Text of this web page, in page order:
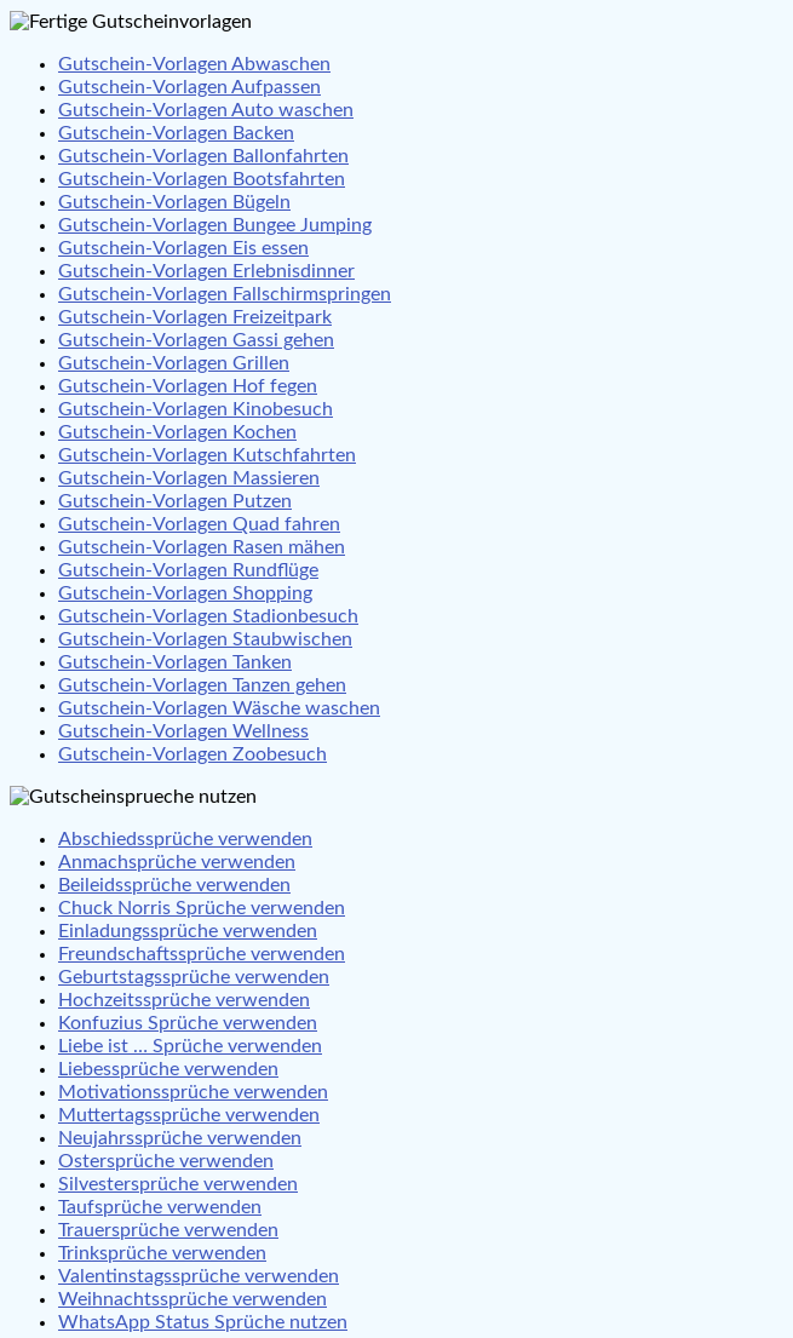
Gutschein-Vorlagen Abwaschen
Gutschein-Vorlagen Aufpassen
Gutschein-Vorlagen Auto waschen
Gutschein-Vorlagen Backen
Gutschein-Vorlagen Ballonfahrten
Gutschein-Vorlagen Bootsfahrten
Gutschein-Vorlagen Bügeln
Gutschein-Vorlagen Bungee Jumping
Gutschein-Vorlagen Eis essen
Gutschein-Vorlagen Erlebnisdinner
Gutschein-Vorlagen Fallschirmspringen
Gutschein-Vorlagen Freizeitpark
Gutschein-Vorlagen Gassi gehen
Gutschein-Vorlagen Grillen
Gutschein-Vorlagen Hof fegen
Gutschein-Vorlagen Kinobesuch
Gutschein-Vorlagen Kochen
Gutschein-Vorlagen Kutschfahrten
Gutschein-Vorlagen Massieren
Gutschein-Vorlagen Putzen
Gutschein-Vorlagen Quad fahren
Gutschein-Vorlagen Rasen mähen
Gutschein-Vorlagen Rundflüge
Gutschein-Vorlagen Shopping
Gutschein-Vorlagen Stadionbesuch
Gutschein-Vorlagen Staubwischen
Gutschein-Vorlagen Tanken
Gutschein-Vorlagen Tanzen gehen
Gutschein-Vorlagen Wäsche waschen
Gutschein-Vorlagen Wellness
Gutschein-Vorlagen Zoobesuch
Abschiedssprüche verwenden
Anmachsprüche verwenden
Beileidssprüche verwenden
Chuck Norris Sprüche verwenden
Einladungssprüche verwenden
Freundschaftssprüche verwenden
Geburtstagssprüche verwenden
Hochzeitssprüche verwenden
Konfuzius Sprüche verwenden
Liebe ist … Sprüche verwenden
Liebessprüche verwenden
Motivationssprüche verwenden
Muttertagssprüche verwenden
Neujahrssprüche verwenden
Ostersprüche verwenden
Silvestersprüche verwenden
Taufsprüche verwenden
Trauersprüche verwenden
Trinksprüche verwenden
Valentinstagssprüche verwenden
Weihnachtssprüche verwenden
WhatsApp Status Sprüche nutzen